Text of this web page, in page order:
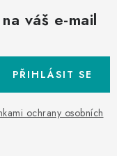
váš e-mail
ochrany osobních
PŘIHLÁSIT SE